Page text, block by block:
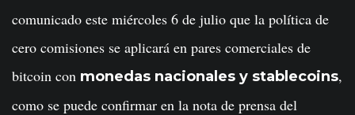
comunicado este miércoles 6 de julio que la política de
cero comisiones se aplicará en pares comerciales de
bitcoin con monedas nacionales y stablecoins,
como se puede confirmar en la nota de prensa del